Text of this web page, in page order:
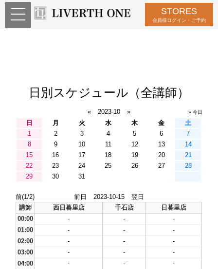
STORES
会員様ログイン・ご予約
日別スケジュール（全講師）
« 2023-10 » » 今日
日 月 火 水 木 金
土
1
2 3 4 5 6
7
8
9 10 11 12 13
14
15
16 17 18 19 20
21
22
23 24 25 26 27
28
29
30 31
前(1/2) 前日 2023-10-15
翌日
講師
西日暮里店 千石店
日暮里店
00:00
- -
-
01:00
- -
-
02:00
- -
-
03:00
- -
-
04:00
- -
-